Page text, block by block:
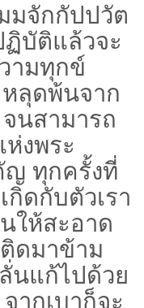
มจักกัปปวัต
บัติแล้วจะ
ามทุกข์
ลุดพ้นจาก
นสามารถ
งพระ
ทุกครั้งที่
ดกับตัวเรา
ให้สะอาด
ดมาข้าม
นแก้ไปด้วย
ากเบาก็จะ